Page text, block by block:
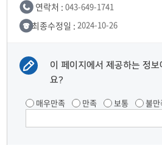
연락처 : 043-649-1741
최종수정일 : 2024-10-26
이 페이지에서 제공하는 정
요?
매우만족 만족 보통 불